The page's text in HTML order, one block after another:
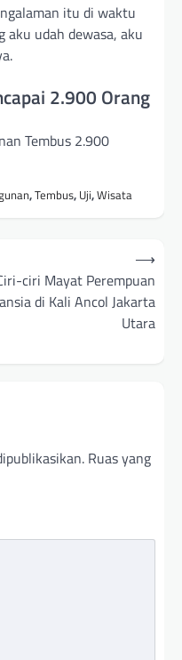
itu di waktu
aku udah dewasa, aku
2.900 Orang
,Tembus, Uji,Wisata
ciri Mayat Perempuan
di Kali Ancol Jakarta
Utara
⟶
Ruas yang